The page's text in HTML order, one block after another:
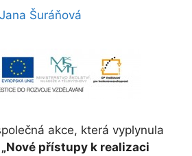
Jana Šuráňová
akce, která vyplynula
„Nové přístupy k realizaci